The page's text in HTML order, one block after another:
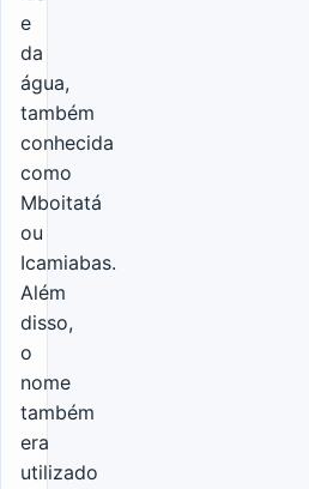
e
da
água,
também
conhecida
como
Mboitatá
ou
Icamiabas.
Além
disso,
o
nome
também
era
utilizado